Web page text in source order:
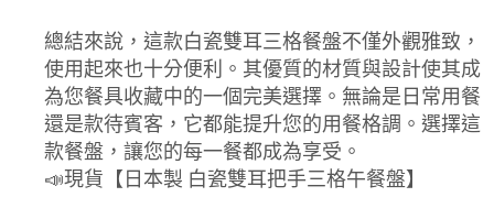
總結來說，這款白瓷雙耳三格餐盤不僅外觀雅致，
使用起來也十分便利。其優質的材質與設計使其成
為您餐具收藏中的一個完美選擇。無論是日常用餐
還是款待賓客，它都能提升您的用餐格調。選擇這
款餐盤，讓您的每一餐都成為享受。
📣現貨【日本製 白瓷雙耳把手三格午餐盤】